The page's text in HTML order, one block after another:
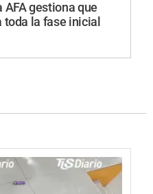
AFA gestiona que
la fase inicial